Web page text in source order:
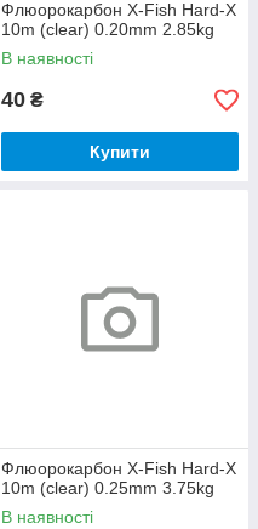
Флюорокарбон X-Fish Hard-X
10m (clear) 0.20mm 2.85kg
В наявності
40 ₴
Купити
Флюорокарбон X-Fish Hard-X
10m (clear) 0.25mm 3.75kg
В наявності